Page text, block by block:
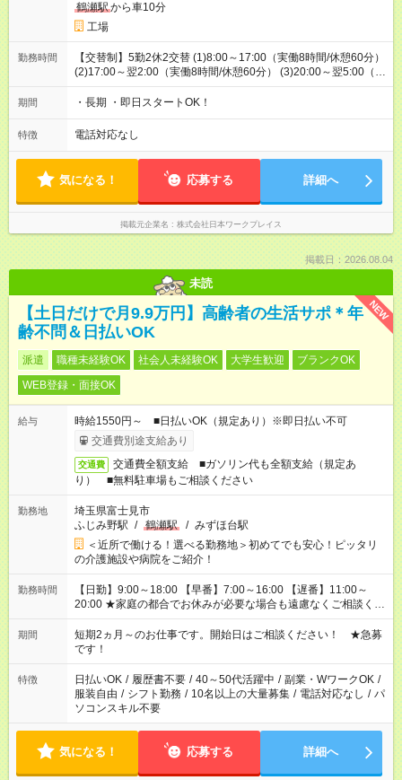
鶴瀬駅から車10分
工場
勤務時間
【交替制】5勤2休2交替 (1)8:00～17:00（実働8時間/休憩60分）
(2)17:00～翌2:00（実働8時間/休憩60分） (3)20:00～翌5:00（実
働8時間/休憩60分） (1)(2)の2交替or(1)(3)の2交替（両パターン
あり）
期間 ・長期 ・即日スタートOK！
特徴 電話対応なし
気になる！ 応募する 詳細へ
掲載元企業名 株式会社日本ワークプレイス
掲載日：2026.08.04
未読
NEW
【土日だけで月9.9万円】高齢者の生活サポ＊年
齢不問＆日払いOK
派遣 職種未経験OK 社会人未経験OK 大学生歓迎
ブランクOK
WEB登録・面接OK
給与
時給1550円～ ■日払いOK（規定あり）※即日払い不可
交通費別途支給あり
交通費
交通費全額支給 ■ガソリン代も全額支給（規定あ
り） ■無料駐車場もご相談ください
勤務地
埼玉県富士見市
ふじみ野駅 / 鶴瀬駅 / みずほ台駅
＜近所で働ける！選べる勤務地＞初めてでも安心！ピッタリ
の介護施設や病院をご紹介！
勤務時間
【日勤】9:00～18:00 【早番】7:00～16:00 【遅番】11:00～
20:00 ★家庭の都合でお休みが必要な場合も遠慮なくご相談くだ
さい。
期間
短期2ヵ月～のお仕事です。開始日はご相談ください！ ★急募
です！
特徴 日払いOK / 履歴書不要 / 40～50代活躍中 / 副業・WワークOK /
服装自由 / シフト勤務 / 10名以上の大量募集 / 電話対応なし / パ
ソコンスキル不要
気になる！ 応募する 詳細へ